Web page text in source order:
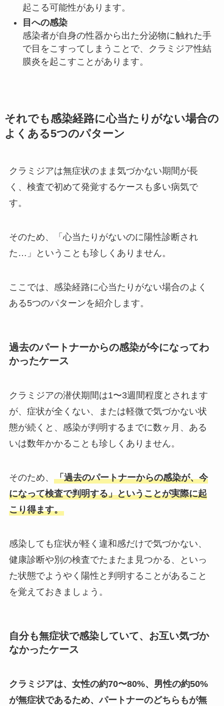
起こる可能性があります。
目への感染
感染者が自身の性器から出た分泌物に触れた手
で目をこすってしまうことで、クラミジア性結
膜炎を起こすことがあります。
それでも感染経路に心当たりがない場合の
よくある5つのパターン
クラミジアは無症状のまま気づかない期間が長
く、検査で初めて発覚するケースも多い病気で
す。
そのため、「心当たりがないのに陽性診断され
た…」ということも珍しくありません。
ここでは、感染経路に心当たりがない場合のよく
ある5つのパターンを紹介します。
過去のパートナーからの感染が今になってわ
かったケース
クラミジアの潜伏期間は1〜3週間程度とされます
が、症状が全くない、または軽微で気づかない状
態が続くと、感染が判明するまでに数ヶ月、ある
いは数年かかることも珍しくありません。
そのため、 「過去のパートナーからの感染が、今
になって検査で判明する」ということが実際に起
こり得ます。
感染しても症状が軽く違和感だけで気づかない、
健康診断や別の検査でたまたま見つかる、といっ
た状態でようやく陽性と判明することがあること
を覚えておきましょう。
自分も無症状で感染していて、お互い気づか
なかったケース
クラミジアは、女性の約70〜80%、男性の約50%
が無症状であるため、パートナーのどちらもが無